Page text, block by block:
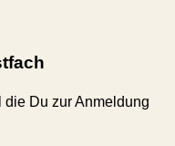
die Du zur Anmeldung